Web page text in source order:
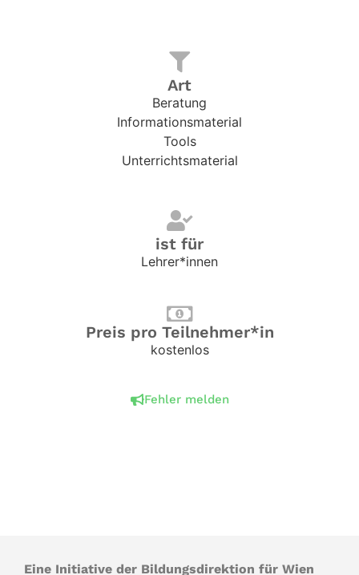
Art
Beratung
Informationsmaterial
Tools
Unterrichtsmaterial
ist für
Lehrer*innen
Preis pro Teilnehmer*in
kostenlos
Fehler melden
Eine Initiative der Bildungsdirektion für Wien